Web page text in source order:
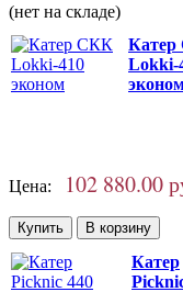
(нет на складе)
Lokki-
Цена: 102 880.00
Катер